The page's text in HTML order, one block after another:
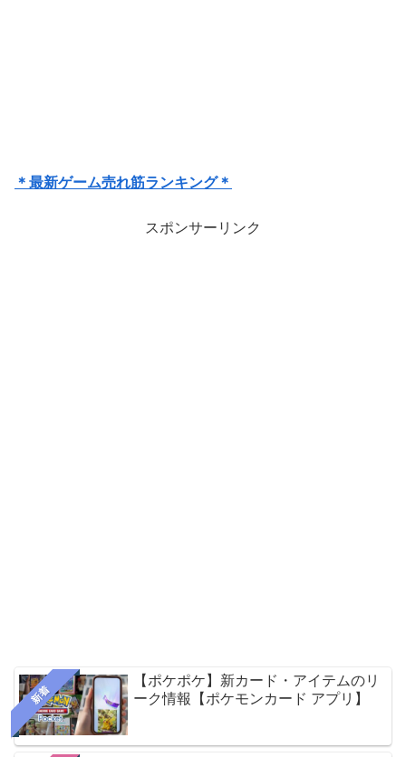
＊最新ゲーム売れ筋ランキング＊
スポンサーリンク
新着
【ポケポケ】新カード・アイテムのリ
ーク情報【ポケモンカード アプリ】